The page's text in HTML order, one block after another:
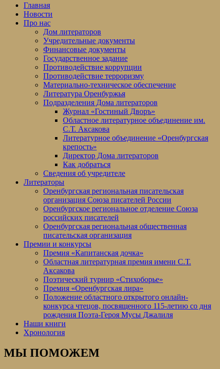
Главная
Новости
Про нас
Дом литераторов
Учредительные документы
Финансовые документы
Государственное задание
Противодействие коррупции
Противодействие терроризму
Материально-техническое обеспечение
Литература Оренбуржья
Подразделения Дома литераторов
Журнал «Гостиный Дворъ»
Областное литературное объединение им.
С.Т. Аксакова
Литературное объединение «Оренбургская
крепость»
Директор Дома литераторов
Как добраться
Сведения об учредителе
Литераторы
Оренбургская региональная писательская
организация Союза писателей России
Оренбургское региональное отделение Союза
российских писателей
Оренбургская региональная общественная
писательская организация
Премии и конкурсы
Премия «Капитанская дочка»
Областная литературная премия имени С.Т.
Аксакова
Поэтический турнир «Стихоборье»
Премия «Оренбургская лира»
Положение областного открытого онлайн-
конкурса чтецов, посвященного 115-летию со дня
рождения Поэта-Героя Мусы Джалиля
Наши книги
Хронология
МЫ ПОМОЖЕМ